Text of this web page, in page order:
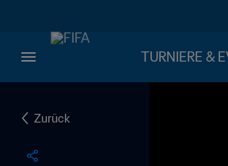
TURNIERE &
Zurück